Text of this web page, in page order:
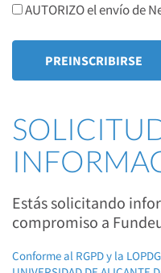
AUTORIZO el envío de
Estás solicitando
compromiso a
Conforme al RGPD y la